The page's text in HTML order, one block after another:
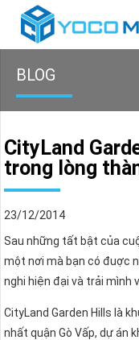
BLOG
CityLand
trong lòng
23/12/2014
Sau những tất bật của
một nơi mà bạn có đuợc
nghi hiện đại và trải mình
CityLand Garden Hills là
nhất quận Gò Vấp, dự án